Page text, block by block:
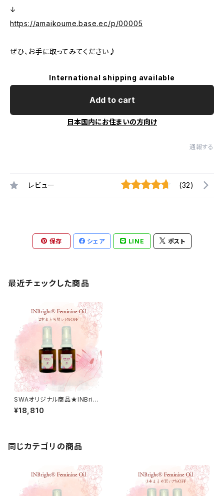
↓
https://amaikoume.base.ec/p/00005
ぜひ、お手に取ってみてください♪
International shipping available
Add to cart
日本国内にお住まいの方向け
通報する
レビュー (32)
保存 シェア LINE ポスト
最近チェックした商品
SWAオリジナル商品★INBrigh
t® Feminine Oil 30ml ２
本セット ５％OFF 送料無料
¥18,810
同じカテゴリの商品